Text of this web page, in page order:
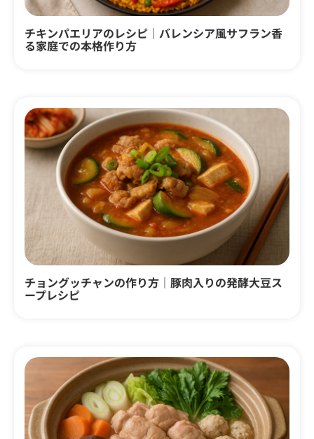
チキンパエリアのレシピ｜バレンシア風サフラン香
る家庭での本格作り方
チョングッチャンの作り方｜豚肉入りの発酵大豆ス
ープレシピ